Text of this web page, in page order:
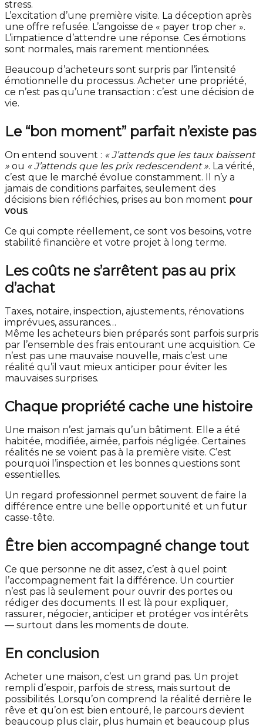
stress.
L’excitation d’une première visite. La déception après
une offre refusée. L’angoisse de « payer trop cher ».
L’impatience d’attendre une réponse. Ces émotions
sont normales, mais rarement mentionnées.
Beaucoup d’acheteurs sont surpris par l’intensité
émotionnelle du processus. Acheter une propriété,
ce n’est pas qu’une transaction : c’est une décision de
vie.
Le “bon moment” parfait n’existe pas
On entend souvent : « J’attends que les taux baissent
» ou « J’attends que les prix redescendent ». La vérité,
c’est que le marché évolue constamment. Il n’y a
jamais de conditions parfaites, seulement des
décisions bien réfléchies, prises au bon moment pour
vous.
Ce qui compte réellement, ce sont vos besoins, votre
stabilité financière et votre projet à long terme.
Les coûts ne s’arrêtent pas au prix
d’achat
Taxes, notaire, inspection, ajustements, rénovations
imprévues, assurances…
Même les acheteurs bien préparés sont parfois surpris
par l’ensemble des frais entourant une acquisition. Ce
n’est pas une mauvaise nouvelle, mais c’est une
réalité qu’il vaut mieux anticiper pour éviter les
mauvaises surprises.
Chaque propriété cache une histoire
Une maison n’est jamais qu’un bâtiment. Elle a été
habitée, modifiée, aimée, parfois négligée. Certaines
réalités ne se voient pas à la première visite. C’est
pourquoi l’inspection et les bonnes questions sont
essentielles.
Un regard professionnel permet souvent de faire la
différence entre une belle opportunité et un futur
casse-tête.
Être bien accompagné change tout
Ce que personne ne dit assez, c’est à quel point
l’accompagnement fait la différence. Un courtier
n’est pas là seulement pour ouvrir des portes ou
rédiger des documents. Il est là pour expliquer,
rassurer, négocier, anticiper et protéger vos intérêts
— surtout dans les moments de doute.
En conclusion
Acheter une maison, c’est un grand pas. Un projet
rempli d’espoir, parfois de stress, mais surtout de
possibilités. Lorsqu’on comprend la réalité derrière le
rêve et qu’on est bien entouré, le parcours devient
beaucoup plus clair, plus humain et beaucoup plus